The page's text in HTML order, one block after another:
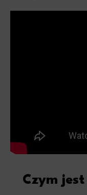
Czym